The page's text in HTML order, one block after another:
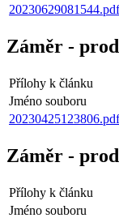
20230629081544.pdf
Záměr -
Přílohy k článku
Jméno souboru
20230425123806.pdf
Záměr -
Přílohy k článku
Jméno souboru